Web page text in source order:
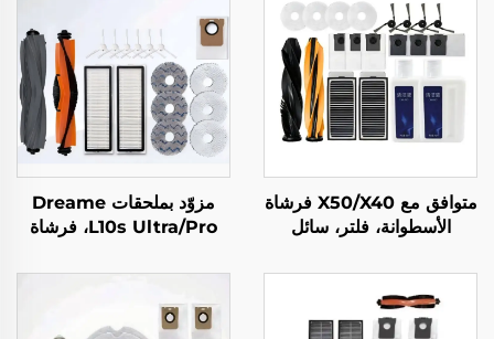
متوافق مع X50/X40 فرشاة
الأسطوانة، فلتر، سائل
Zhui Mi X50 إكسسوارات
مزوّد بملحقات Dreame
L10s Ultra/Pro، فرشاة
القماش، كيس الغبار والمواد
الاستهلاكية، نوع عالمي